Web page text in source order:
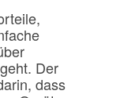
Der
dass